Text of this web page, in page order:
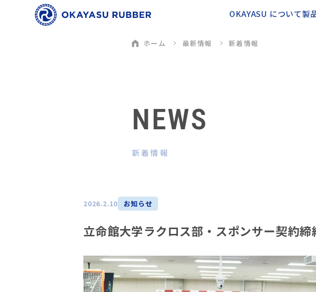
OKAYASU について製
ホーム 最新情報 新着情報
NEWS
新着情報
2026.2.10 お知らせ
立命館大学ラクロス部・スポンサー契約締